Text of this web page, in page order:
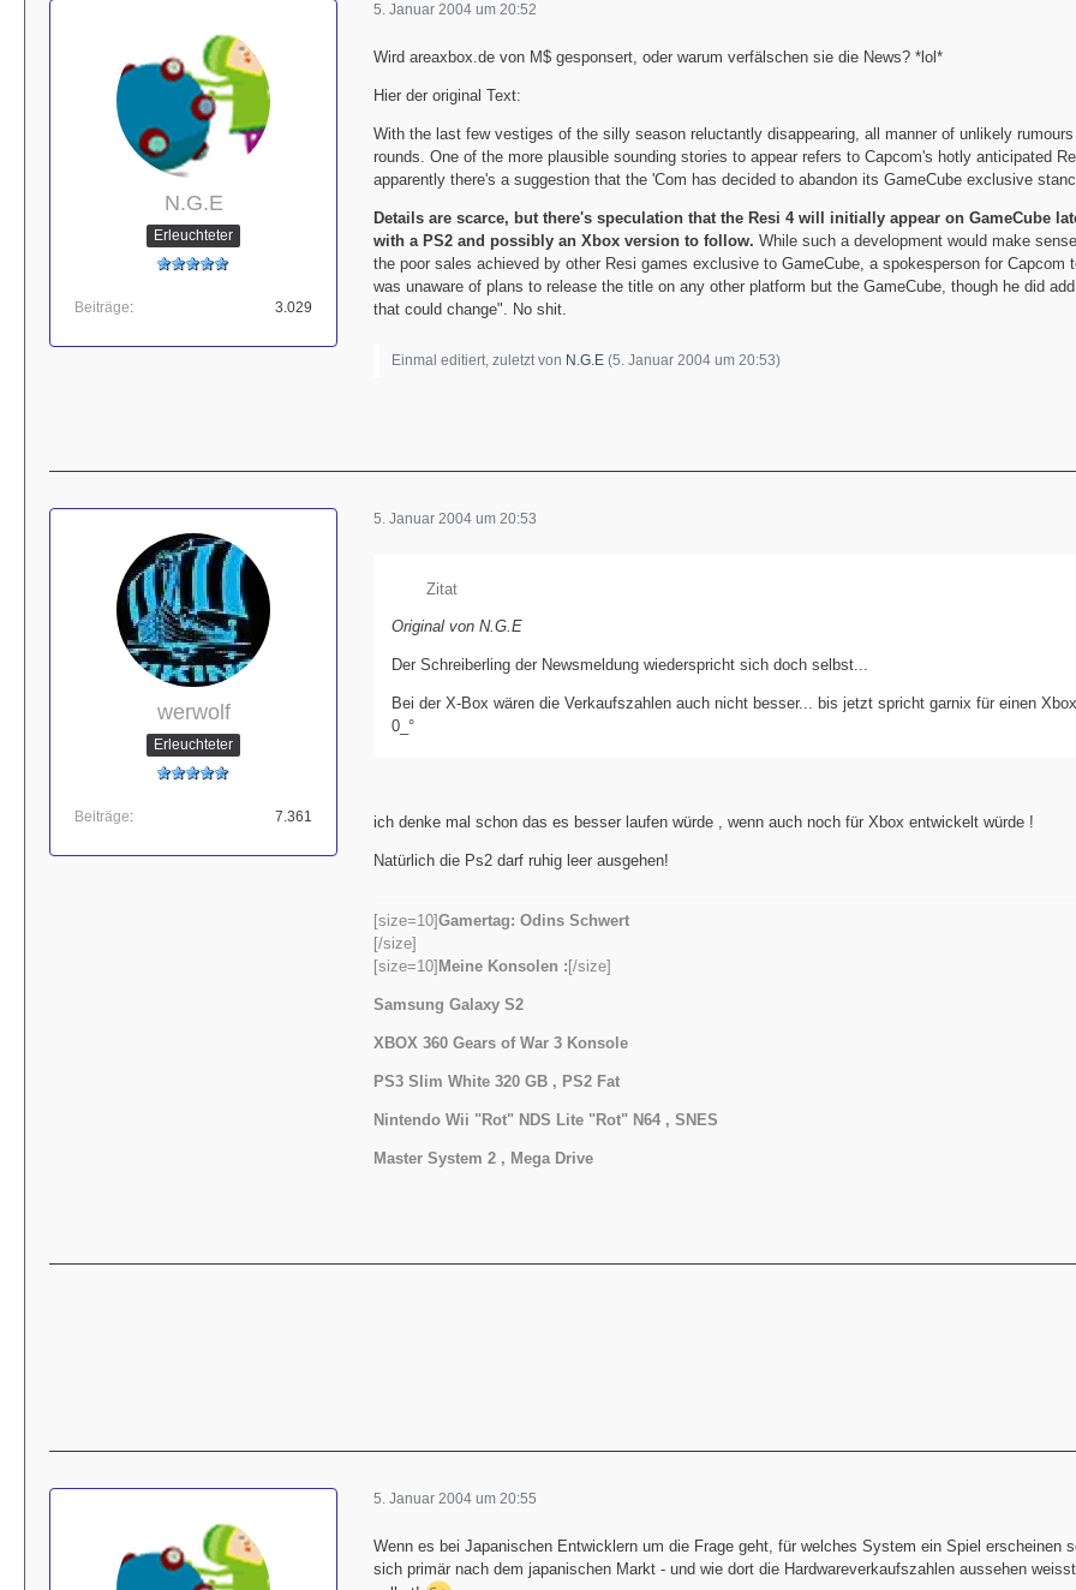
N.G.E
Erleuchteter
Beiträge 3.029
5. Januar 2004 um 20:52
Wird areaxbox.de von M$ gesponsert, oder warum verfälschen sie die News? *lol*
Hier der original Text:
With the last few vestiges of the silly season reluctantly disappearing, all manner of unlikely
rounds. One of the more plausible sounding stories to appear refers to Capcom's hotly anticipated
apparently there's a suggestion that the 'Com has decided to abandon its GameCube exclusive
Details are scarce, but there's speculation that the Resi 4 will initially appear on GameCube
with a PS2 and possibly an Xbox version to follow. While such a development would make
the poor sales achieved by other Resi games exclusive to GameCube, a spokesperson for Capcom
was unaware of plans to release the title on any other platform but the GameCube, though he did
that could change". No shit.
Einmal editiert, zuletzt von N.G.E (5. Januar 2004 um 20:53)
werwolf
Erleuchteter
Beiträge 7.361
5. Januar 2004 um 20:53
Zitat
Original von N.G.E
Der Schreiberling der Newsmeldung wiederspricht sich doch selbst...
Bei der X-Box wären die Verkaufszahlen auch nicht besser... bis jetzt spricht garnix für einen
0_°
ich denke mal schon das es besser laufen würde , wenn auch noch für Xbox entwickelt würde !
Natürlich die Ps2 darf ruhig leer ausgehen!
[size=10]Gamertag: Odins Schwert
[/size]
[size=10] Meine Konsolen : [/size]
Samsung Galaxy S2
XBOX 360 Gears of War 3 Konsole
PS3 Slim White 320 GB , PS2 Fat
Nintendo Wii "Rot" NDS Lite "Rot" N64 , SNES
Master System 2 , Mega Drive
5. Januar 2004 um 20:55
Wenn es bei Japanischen Entwicklern um die Frage geht, für welches System ein Spiel erscheinen
sich primär nach dem japanischen Markt - und wie dort die Hardwareverkaufszahlen aussehen